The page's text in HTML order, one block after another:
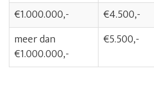
€1.000.000,-
€4.500,-
meer dan
€1.000.000,-
€5.500,-